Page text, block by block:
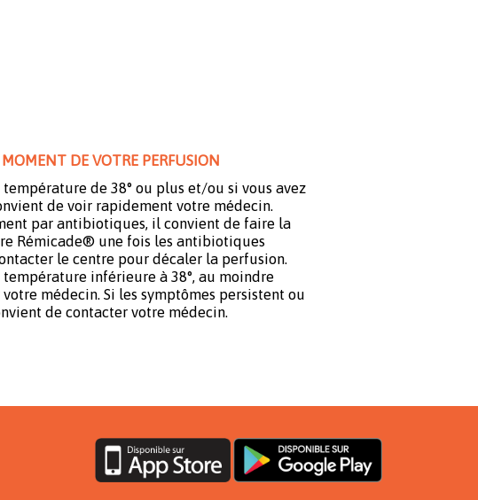
MOMENT DE VOTRE PERFUSION
température de 38° ou plus et/ou si vous avez
de voir rapidement votre médecin.
par antibiotiques, il convient de faire la
Rémicade® une fois les antibiotiques
le centre pour décaler la perfusion.
température inférieure à 38°, au moindre
médecin. Si les symptômes persistent ou
de contacter votre médecin.